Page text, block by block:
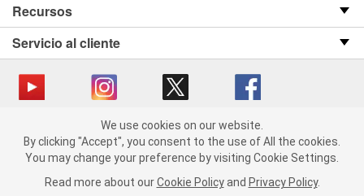
We use cookies on our website. By clicking "Accept", you consent
to the use of All the cookies.
You may change your preference by visiting Cookie Settings.
Read more about our Cookie Policy and Privacy Policy.
Recursos
Servicio al cliente
Copyright © 2008-2026 O’Reilly Auto Parts v OST_3.2.0.0.729 (3) cv1361
catalog_main
Política de privacidad
Ley de transparencia en las cadenas de suministro
de California
We use cookies on our website.
By clicking "Accept", you consent to the use of All the cookies.
You may change your preference by visiting Cookie Settings.
Read more about our Cookie Policy and Privacy Policy.